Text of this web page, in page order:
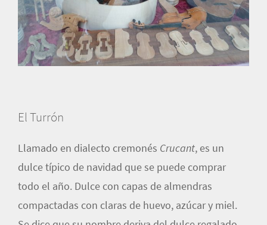
El Turrón
Llamado en dialecto cremonés Crucant, es un
dulce típico de navidad que se puede comprar
todo el año. Dulce con capas de almendras
compactadas con claras de huevo, azúcar y miel.